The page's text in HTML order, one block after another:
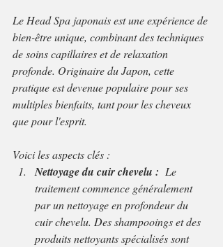
Le Head Spa japonais est une expérience de
bien-être unique, combinant des techniques
de soins capillaires et de relaxation
profonde. Originaire du Japon, cette
pratique est devenue populaire pour ses
multiples bienfaits, tant pour les cheveux
que pour l'esprit.
Voici les aspects clés :
Nettoyage du cuir chevelu : Le
traitement commence généralement
par un nettoyage en profondeur du
cuir chevelu. Des shampooings et des
produits nettoyants spécialisés sont